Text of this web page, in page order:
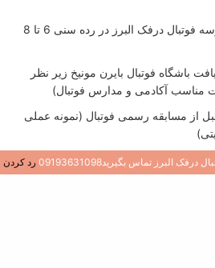
ثبت نام آنلاین مدرسه فوتبال درفک البرز در رده سنی 6 تا 8
باشگاه فوتبال بایرن مونیخ زیر نظر
مناسب آکادمی و مدارس فوتبال)
از مسابقه رسمی فوتبال (نمونه عملی
البرز تماس بگیرید09193631098 رد کردن